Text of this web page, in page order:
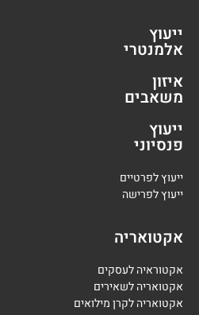
ייעוץ
אלמנטרי
איזון
משאבים
ייעוץ
פנסיוני
ייעוץ לפרטיים
ייעוץ לפרישה
אקטואריה
אקטוראיה לעסקים
אקטואריה לשאירים
אקטואריה לקרן מילואים